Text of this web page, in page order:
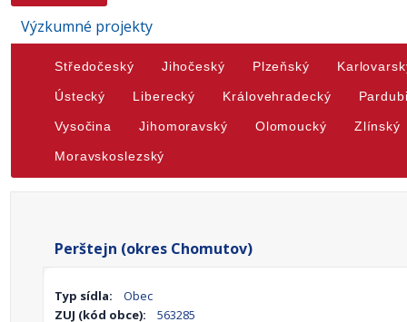
Výzkumné projekty
Středočeský Jihočeský Plzeňský
Ústecký Liberecký Královehradecký
Vysočina Jihomoravský Olomoucký Zlínský
Moravskoslezský
Perštejn (okres Chomutov)
Typ sídla:
Obec
ZUJ (kód obce):
563285